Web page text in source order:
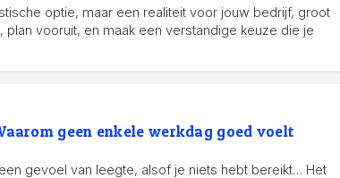
optie, maar een realiteit voor jouw bedrijf, groot
plan vooruit, en maak een verstandige keuze die je
geen enkele werkdag goed voelt
gevoel van leegte, alsof je niets hebt bereikt… Het